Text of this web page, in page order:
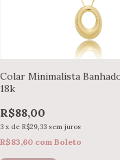
Colar Minimalista
18k
R$88,00
3 x de R$29,33 sem juros
R$83,60 com Boleto